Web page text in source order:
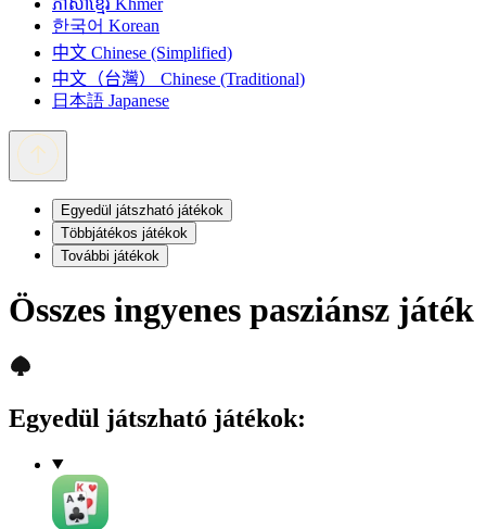
ភាសាខ្មែរ Khmer
한국어 Korean
中文 Chinese (Simplified)
中文（台灣）
Chinese (Traditional)
日本語 Japanese
Egyedül játszható játékok
Többjátékos játékok
További játékok
Összes ingyenes pasziánsz játék
Egyedül játszható játékok: